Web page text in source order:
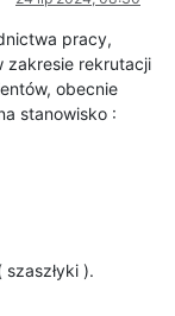
pracy,
zakresie rekrutacji
obecnie
stanowisko :
).